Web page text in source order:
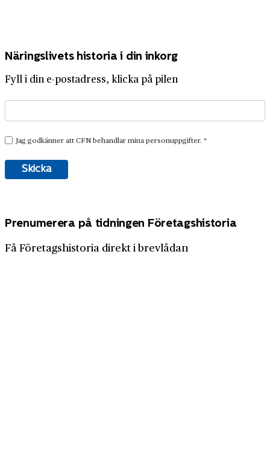
Näringslivets historia i din inkorg
Fyll i din e-postadress, klicka på pilen
Prenumerera på tidningen Företagshistoria
Få Företagshistoria direkt i brevlådan